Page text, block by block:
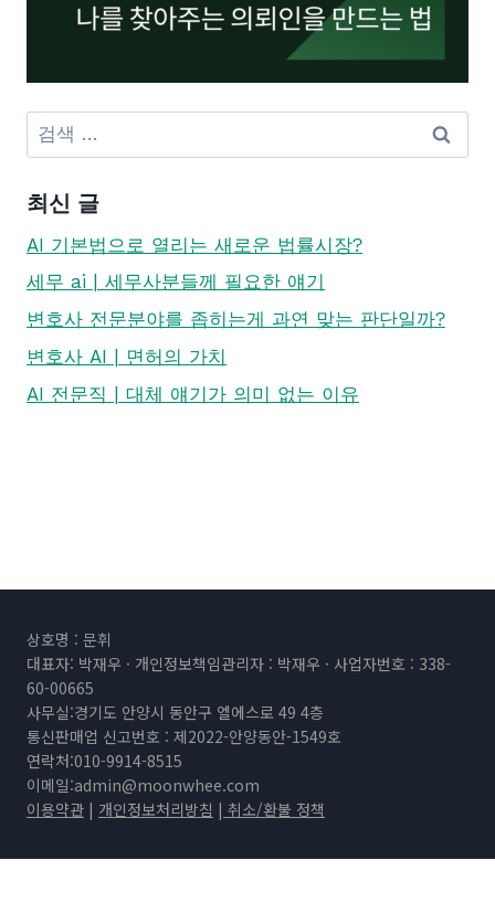
검
색:
최신 글
AI 기본법으로 열리는 새로운 법률시장?
세무 ai | 세무사분들께 필요한 얘기
변호사 전문분야를 좁히는게 과연 맞는 판단일까?
변호사 AI | 면허의 가치
AI 전문직 | 대체 얘기가 의미 없는 이유
상호명 : 문휘
대표자: 박재우 · 개인정보책임관리자 : 박재우 · 사업자번호 : 338-
60-00665
사무실:경기도 안양시 동안구 엘에스로 49 4층
통신판매업 신고번호 : 제2022-안양동안-1549호
연락처:010-9914-8515
이메일:admin@moonwhee.com
이용약관 | 개인정보처리방침 | 취소/환불 정책